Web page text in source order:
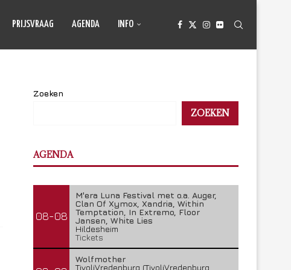
PRIJSVRAAG AGENDA INFO
Zoeken
ZOEKEN
AGENDA
08-08
M'era Luna Festival met o.a. Auger,
Clan Of Xymox, Xandria, Within
Temptation, In Extremo, Floor
Jansen, White Lies
Hildesheim
Tickets
Wolfmother
TivoliVredenburg (TivoliVredenburg